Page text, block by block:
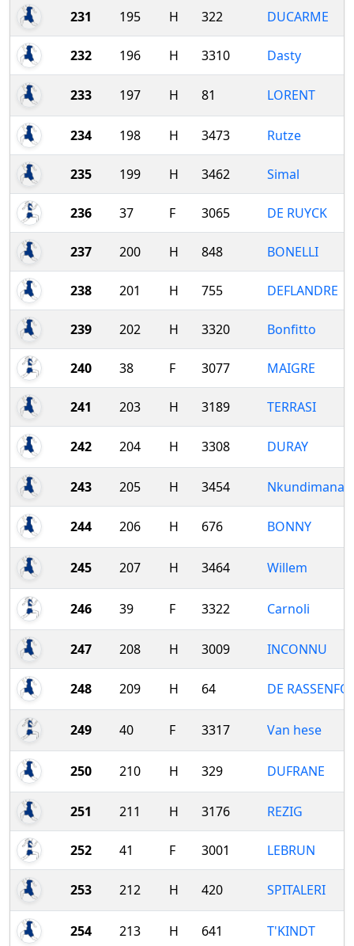
231 195 H 322 DUCARME
232 196 H 3310 Dasty
233 197 H 81 LORENT
234 198 H 3473 Rutze
235 199 H 3462 Simal
236 37 F 3065 DE RUYCK
237 200 H 848 BONELLI
238 201 H 755 DEFLANDRE
239 202 H 3320 Bonfitto
240 38 F 3077 MAIGRE
241 203 H 3189 TERRASI
242 204 H 3308 DURAY
243 205 H 3454 Nkundimana
244 206 H 676 BONNY
245 207 H 3464 Willem
246 39 F 3322 Carnoli
247 208 H 3009 INCONNU
248 209 H 64 DE
249 40 F 3317 Van hese
250 210 H 329 DUFRANE
251 211 H 3176 REZIG
252 41 F 3001 LEBRUN
253 212 H 420 SPITALERI
254 213 H 641 T'KINDT